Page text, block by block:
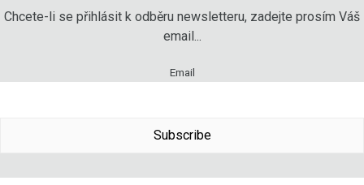
Chcete-li se přihlásit k odběru newsletteru, zadejte prosím Váš
email...
Email
Subscribe